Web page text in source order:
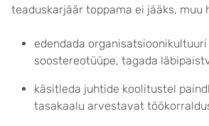
teaduskarjäär toppama ei jääks, muu
edendada
soostereotüüpe, tagada
käsitleda juhtide koolitustel
tasakaalu arvestavat